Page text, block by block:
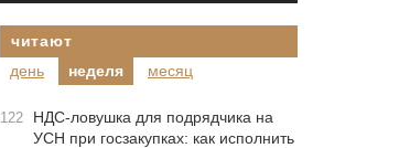
читают
день
неделя месяц
122
НДС-ловушка для подрядчика на
УСН при госзакупках: как исполнить